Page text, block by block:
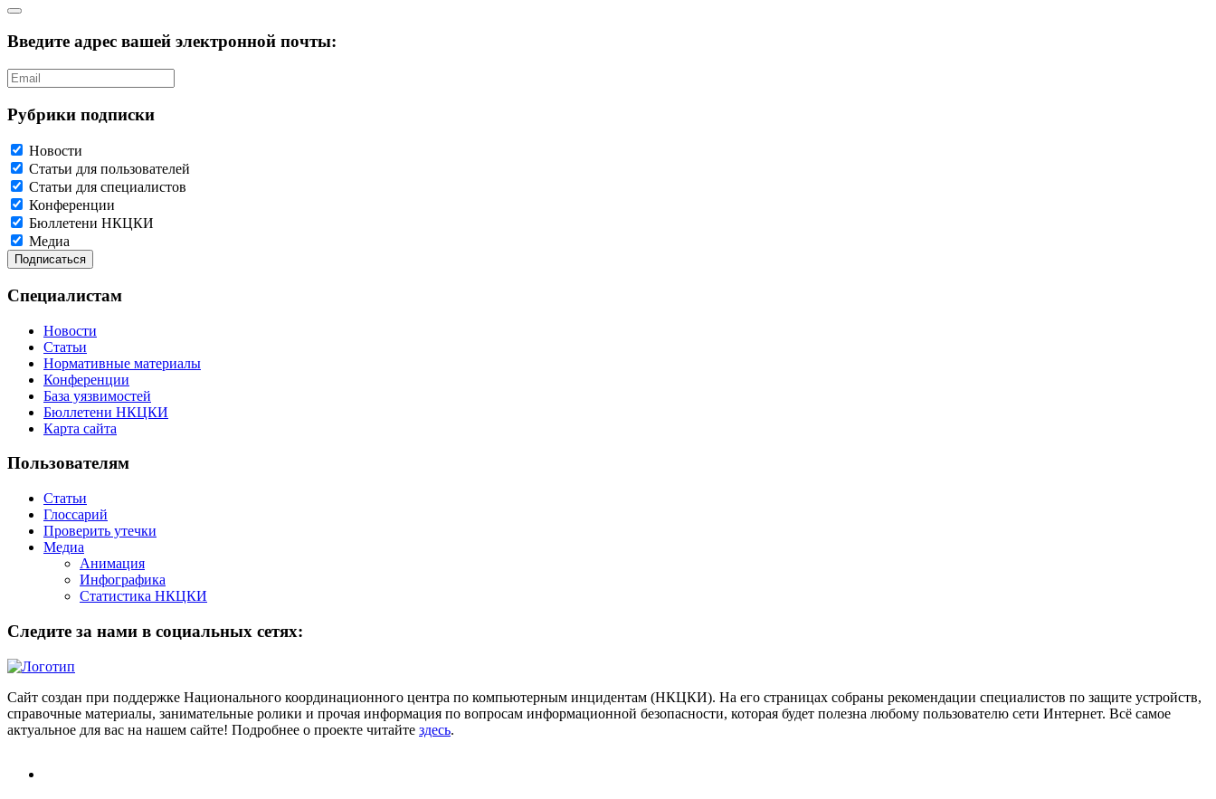
Введите адрес вашей электронной почты:
Рубрики подписки
Новости
Статьи для пользователей
Статьи для специалистов
Конференции
Бюллетени НКЦКИ
Медиа
Специалистам
Новости
Статьи
Нормативные материалы
Конференции
База уязвимостей
Бюллетени НКЦКИ
Карта сайта
Пользователям
Статьи
Глоссарий
Проверить утечки
Медиа
Анимация
Инфографика
Статистика НКЦКИ
Следите за нами в социальных сетях:
Сайт создан при поддержке Национального координационного центра по компьютерным инцидентам (НКЦКИ). На его страницах собраны рекомендации специалистов по защите устройств,
справочные материалы, занимательные ролики и прочая информация по вопросам информационной безопасности, которая будет полезна любому пользователю сети Интернет. Всё самое
актуальное для вас на нашем сайте! Подробнее о проекте читайте здесь.